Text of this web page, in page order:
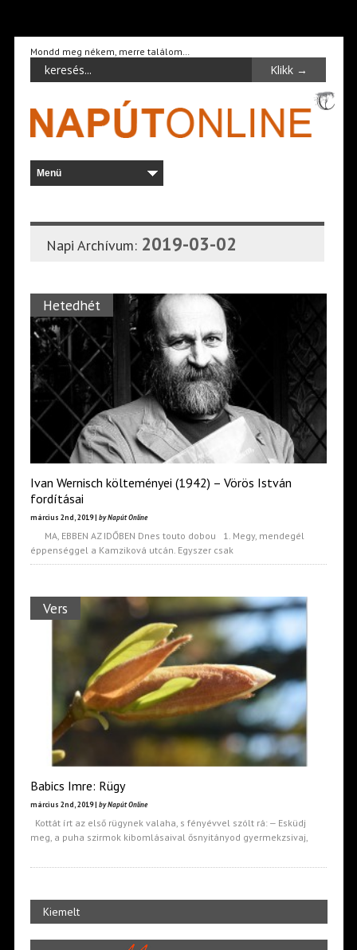
Mondd meg nékem, merre találom…
Napi Archívum: 2019-03-02
Hetedhét
Ivan Wernisch költeményei (1942) – Vörös István
fordításai
március 2nd, 2019 | by Napút Online
MA, EBBEN AZ IDŐBEN Dnes touto dobou 1. Megy, mendegél
éppenséggel a Kamziková utcán. Egyszer csak
Vers
Babics Imre: Rügy
március 2nd, 2019 | by Napút Online
Kottát írt az első rügynek valaha, s fényévvel szólt rá: ‒ Esküdj
meg, a puha szirmok kibomlásaival ősnyitányod gyermekzsivaj,
Kiemelt